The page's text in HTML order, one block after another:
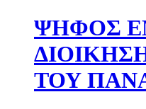
ΨΗΦΟΣ
ΤΟΥ